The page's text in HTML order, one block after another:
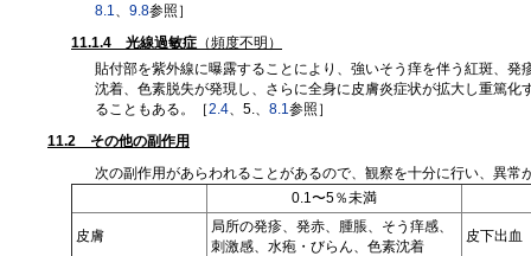
8.1、 9.8参照］
11.1.4 光線過敏症 （頻度不明）
貼付部を紫外線に曝露することにより、強いそう痒を伴う紅斑、
沈着、色素脱失が発現し、さらに全身に皮膚炎症状が拡大し重篤
ることもある。［2.4、5.、 8.1参照］
11.2 その他の副作用
次の副作用があらわれることがあるので、観察を十分に行い、異
0.1〜5％未満
皮膚
局所の発疹、発赤、腫脹、そう痒感、
刺激感、水疱・びらん、色素沈着
皮下出血